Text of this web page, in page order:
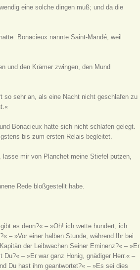
eine solche dingen muß; und da die
Bonacieux nannte Saint-Mandé, weil
und den Krämer zwingen, den Mund
so sehr an, als eine Nacht nicht geschlafen zu
Bonacieux hatte sich nicht schlafen gelegt.
bis zum ersten Relais begleitet.
mir von Planchet meine Stiefel putzen,
Rede bloßgestellt habe.
es denn?« – »Oh! ich wette hundert, ich
– »Vor einer halben Stunde, während Ihr bei
der Leibwachen Seiner Eminenz?« – »Er
– »Er war ganz Honig, gnädiger Herr.« –
Du hast ihm geantwortet?« – »Es sei dies